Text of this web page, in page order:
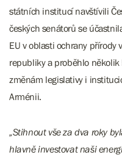
státních institucí navštívili
českých senátorů se
EU v oblasti ochrany
republiky a proběhlo
změnám legislativy i
Arménii.
„Stihnout vše za dva roky
hlavně investovat naši